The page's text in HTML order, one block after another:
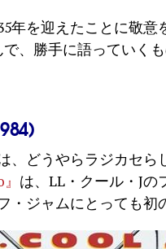
年を迎えたことに敬意
、勝手に語っていくも
、どうやらラジカセ
は、LL・クール・Jの
ジャムにとっても初